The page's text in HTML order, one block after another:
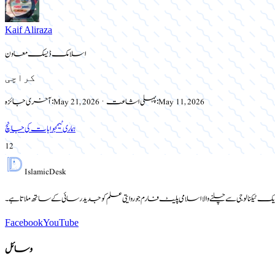
Kaif Aliraza
اسلامک ڈیسک معاون
کراچی
آخری جائزہ:May 21, 2026 · پہلی اشاعت:May 11, 2026
ہماری ٹیمجوابات کی جانچ
12
IslamicDesk
ٹیکنالوجی سے چلنے والا اسلامی پلیٹ فارم جو روایتی علم کو جدید رسائی کے ساتھ ملاتا ہے۔
FacebookYouTube
وسائل